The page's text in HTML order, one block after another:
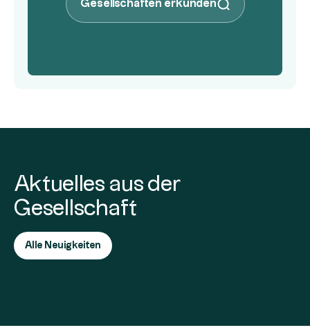
Gesellschaften erkunden
Aktuelles aus der
Gesellschaft
Alle Neuigkeiten